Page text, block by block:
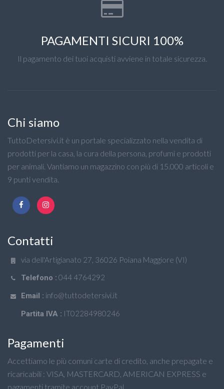
PAGAMENTI SICURI 100%
Il pagamento dei tuoi acquisti avviene in totale sicurezza.
Chi siamo
TuttoDetersivi.it è un portale specializzato nella vendita di
prodotti per la casa, la cura della persona, profumi e prodotti
per animali. Vantiamo un magazzino con più di 15.000 articoli e
9 punti vendita.
Contatti
via dell'Artigianato 27, 36026 Poiana Maggiore (VI)
Telefono : 044 4764292
Email : info@tuttodetersivi.it
Partita IVA : IT02284980246
Pagamenti
Accettiamo le più comuni carte di credito, anche prepagate e
ricaricabili : VISA, MASTERCARD, AMERICAN EXPRESS e
pagamenti tramite account PayPal.